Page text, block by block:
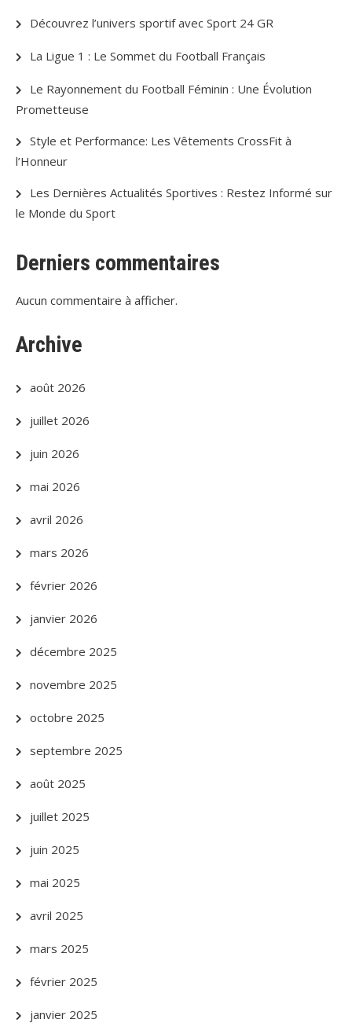
Découvrez l’univers sportif avec Sport 24 GR
La Ligue 1 : Le Sommet du Football Français
Le Rayonnement du Football Féminin : Une Évolution
Prometteuse
Style et Performance: Les Vêtements CrossFit à
l’Honneur
Les Dernières Actualités Sportives : Restez Informé sur
le Monde du Sport
Derniers commentaires
Aucun commentaire à afficher.
Archive
août 2026
juillet 2026
juin 2026
mai 2026
avril 2026
mars 2026
février 2026
janvier 2026
décembre 2025
novembre 2025
octobre 2025
septembre 2025
août 2025
juillet 2025
juin 2025
mai 2025
avril 2025
mars 2025
février 2025
janvier 2025